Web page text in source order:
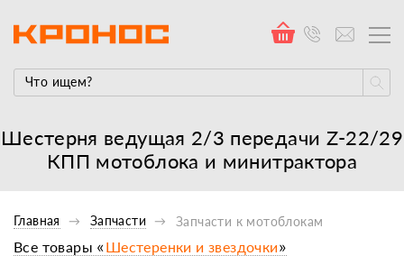
Шестерня ведущая 2/3 передачи Z-22/29
КПП мотоблока и минитрактора
Главная Запчасти Запчасти к мотоблокам
Все товары «Шестеренки и звездочки»